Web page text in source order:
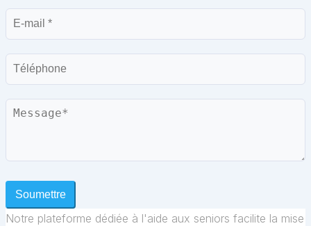
E-
mail
Téléphone
Message
Soumettre
Notre plateforme dédiée à l'aide aux seniors facilite la mise